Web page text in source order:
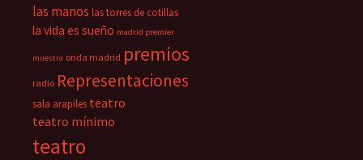
las manos las torres de cotillas
la vida es sueño madrid premier
muestra onda madrid premios
radio Representaciones
sala arapiles teatro
teatro mínimo
teatro